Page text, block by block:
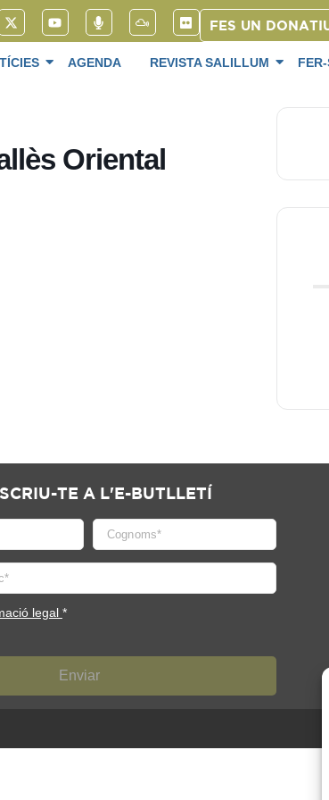
FES UN
AGENDA REVISTA SALILLUM
Oriental
TE A L'E-BUTLLETÍ
legal *